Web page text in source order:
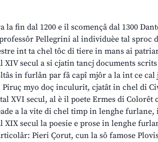
la fin dal 1200 e il scomençâ dal 1300
Pellegrini al individuèe tal sproc
int ta chel tôc di tiere in mans ai
XIV secul a si cjatin tancj documents
in furlân par fâ capî mjôr a la int ce
Piruç myo doç inculurit, cjatât in chel di
XVI secul, al è il poete Ermes di Colorêt
a la vite di chel timp in lenghe
XIX secul la poesie e prose in lenghe
Pieri Çorut, cun la sô famose